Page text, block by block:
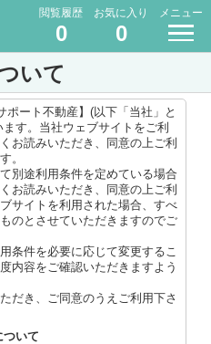
閲覧履歴
0
お気に入り
0
メニュー
いて
ポート不動産】(以下「当社」と
す。当社ウェブサイトをご利
お読みいただき、同意の上ご利
。
別途利用条件を定めている場合
お読みいただき、同意の上ご利
サイトを利用された場合、すべ
のとさせていただきますのでご
条件を必要に応じて変更するこ
内容をご確認いただきますよう
だき、ご同意のうえご利用下さ
いて